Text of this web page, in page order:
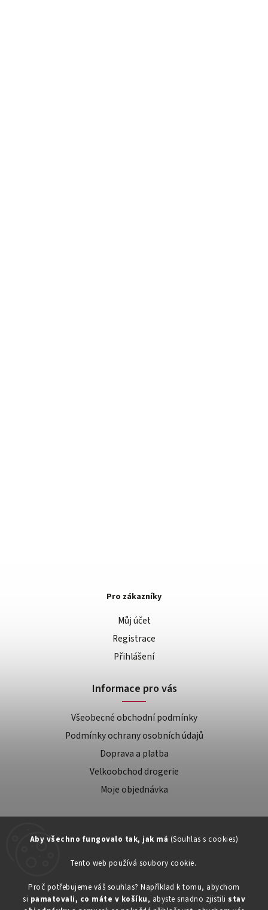
Aby všechno fungovalo tak, jak má (Souhlas s cookies)
Tento web používá soubory cookie.
Proč potřebujeme váš souhlas? Například k tomu, abychom
si pamatovali, co máte v košíku, abyste snadno zjistili stav
734603917
Pro zákazníky
Můj účet
Registrace
Přihlášení
Informace pro vás
Všeobecné obchodní podmínky
Podmínky ochrany osobních údajů
Doprava a platba
Velkoobchod drogerie
Moje objednávka